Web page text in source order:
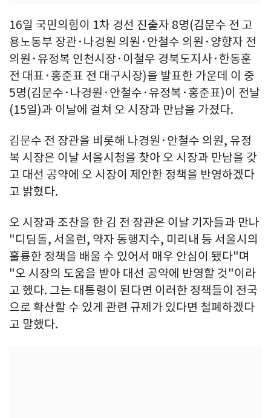
16일 국민의힘이 1차 경선 진출자 8명(김문수 전 고
용노동부 장관·나경원 의원·안철수 의원·양향자 전
의원·유정복 인천시장·이철우 경북도지사·한동훈
전 대표·홍준표 전 대구시장)을 발표한 가운데 이 중
5명(김문수·나경원·안철수·유정복·홍준표)이 전날
(15일)과 이날에 걸쳐 오 시장과 만남을 가졌다.
김문수 전 장관을 비롯해 나경원·안철수 의원, 유정
복 시장은 이날 서울시청을 찾아 오 시장과 만남을 갖
고 대선 공약에 오 시장이 제안한 정책을 반영하겠다
고 밝혔다.
오 시장과 조찬을 한 김 전 장관은 이날 기자들과 만나
"디딤돌, 서울런, 약자 동행지수, 미리내 등 서울시의
훌륭한 정책을 배울 수 있어서 매우 안심이 됐다"며
"오 시장의 도움을 받아 대선 공약에 반영할 것"이라
고 했다. 그는 대통령이 된다면 이러한 정책들이 전국
으로 확산할 수 있게 관련 규제가 있다면 철폐하겠다
고 말했다.